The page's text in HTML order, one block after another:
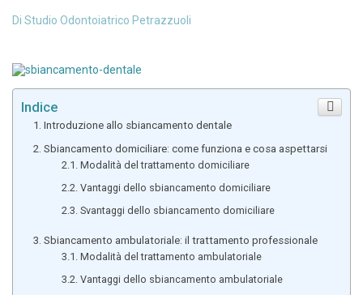
Di Studio Odontoiatrico Petrazzuoli
Indice
Introduzione allo sbiancamento dentale
Sbiancamento domiciliare: come funziona e cosa aspettarsi
Modalità del trattamento domiciliare
Vantaggi dello sbiancamento domiciliare
Svantaggi dello sbiancamento domiciliare
Sbiancamento ambulatoriale: il trattamento professionale
Modalità del trattamento ambulatoriale
Vantaggi dello sbiancamento ambulatoriale